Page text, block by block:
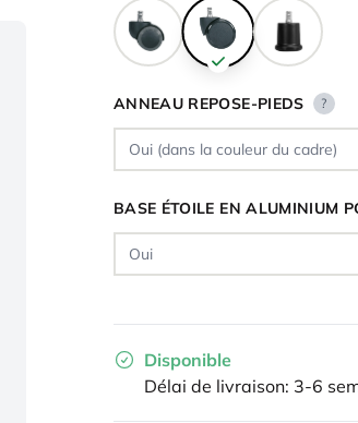
ANNEAU REPOSE-PIEDS ?
BASE ÉTOILE EN ALUMINIUM
Disponible
Délai de livraison: 3-6